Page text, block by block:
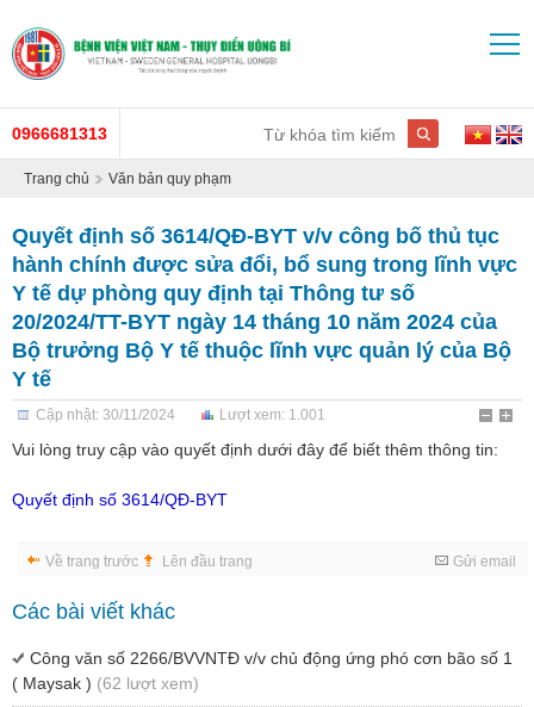
0966681313
Trang chủ Văn bản quy phạm
Quyết định số 3614/QĐ-BYT v/v công bố thủ tục
hành chính được sửa đổi, bổ sung trong lĩnh vực
Y tế dự phòng quy định tại Thông tư số
20/2024/TT-BYT ngày 14 tháng 10 năm 2024 của
Bộ trưởng Bộ Y tế thuộc lĩnh vực quản lý của Bộ
Y tế
Cập nhật: 30/11/2024 Lượt xem: 1.001
Vui lòng truy cập vào quyết định dưới đây để biết thêm thông tin:
Quyết định số 3614/QĐ-BYT
Về trang trước Lên đầu trang Gửi email
Các bài viết khác
Công văn số 2266/BVVNTĐ v/v chủ động ứng phó cơn bão số 1
( Maysak ) (62 lượt xem)